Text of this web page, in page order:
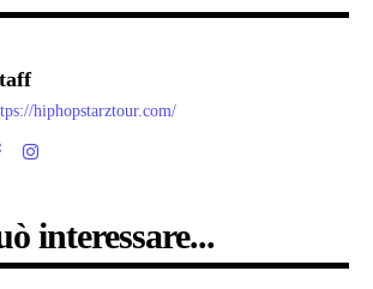
hiphopstarztour.com/
interessare...